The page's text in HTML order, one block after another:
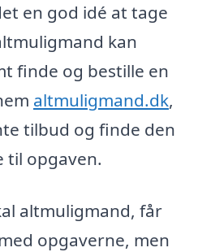
en god idé at tage
kan
finde og bestille en
altmuligmand.dk,
tilbud og finde den
til opgaven.
altmuligmand, får
opgaverne, men